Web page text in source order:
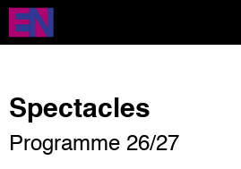
Aller
contenu
Spectacles
Programme 26/27